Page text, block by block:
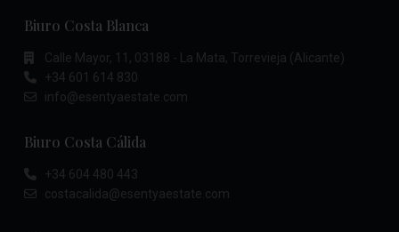
Biuro Costa Blanca
Calle Mayor, 11, 03188 - La Mata, Torrevieja (Alicante)
+34 601 614 830
info@esentyaestate.com
Biuro Costa Cálida
+34 604 480 443
costacalida@esentyaestate.com